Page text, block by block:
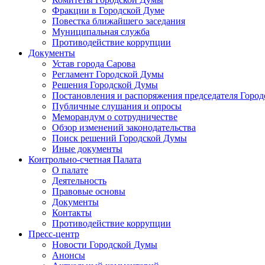
Фракции в Городской Думе
Повестка ближайшего заседания
Муниципальная служба
Противодействие коррупции
Документы
Устав города Сарова
Регламент Городской Думы
Решения Городской Думы
Постановления и распоряжения председателя
Публичные слушания и опросы
Меморандум о сотрудничестве
Обзор изменений законодательства
Поиск решений Городской Думы
Иные документы
Контрольно-счетная Палата
О палате
Деятельность
Правовые основы
Документы
Контакты
Противодействие коррупции
Пресс-центр
Новости Городской Думы
Анонсы